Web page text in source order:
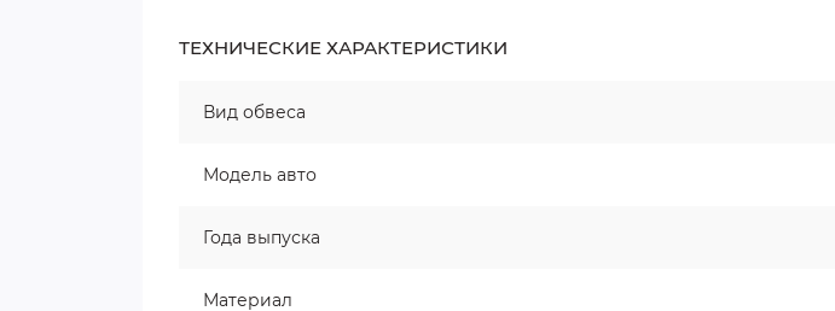
ТЕХНИЧЕСКИЕ ХАРАКТЕРИСТИКИ
Вид обвеса
Модель авто
Года выпуска
Материал